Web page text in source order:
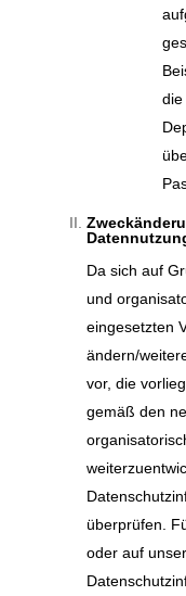
die
Da sich auf
und
eingesetzten
ändern/
vor, die
gemäß den
überprüfen.
oder auf